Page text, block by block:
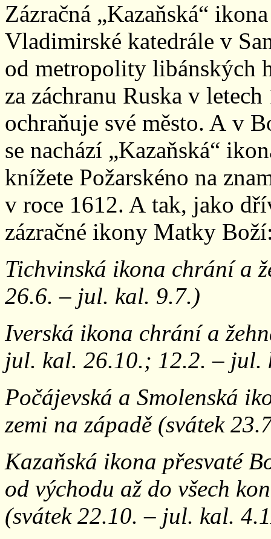
Zázračná „Kazaňská“
Vladimirské katedrále v
od metropolity libánských
za záchranu Ruska v
ochraňuje své město. A v
se nachází „Kazaňská“
knížete Požarskéno na
v roce 1612. A tak, jako
zázračné ikony Matky
Tichvinská ikona chrání a
26.6. – jul. kal. 9.7.)
Iverská ikona chrání a
jul. kal. 26.10.; 12.2. – jul.
Počájevská a Smolenská
zemi na západě (svátek
Kazaňská ikona přesvaté
od východu až do všech
(svátek 22.10. – jul. kal.